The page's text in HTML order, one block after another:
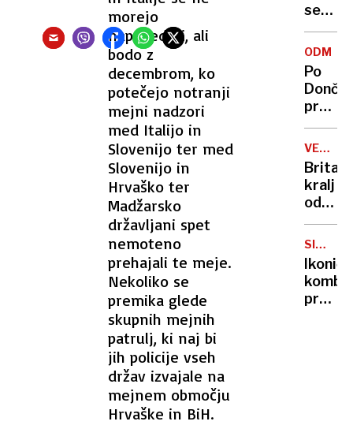
morejo
napovedati, ali
bodo z
decembrom, ko
potečejo notranji
mejni nadzori
med Italijo in
Slovenijo ter med
Slovenijo in
Hrvaško ter
Madžarsko
državljani spet
nemoteno
prehajali te meje.
Nekoliko se
premika glede
skupnih mejnih
patrulj, ki naj bi
jih policije vseh
držav izvajale na
mejnem območju
Hrvaške in BiH.
se
cilji
vlade
Po
Karma
je
psica,
Nico
pa
njen
sin
VELIKA
kralj
zaradi
raka
SIMBOL
kombi